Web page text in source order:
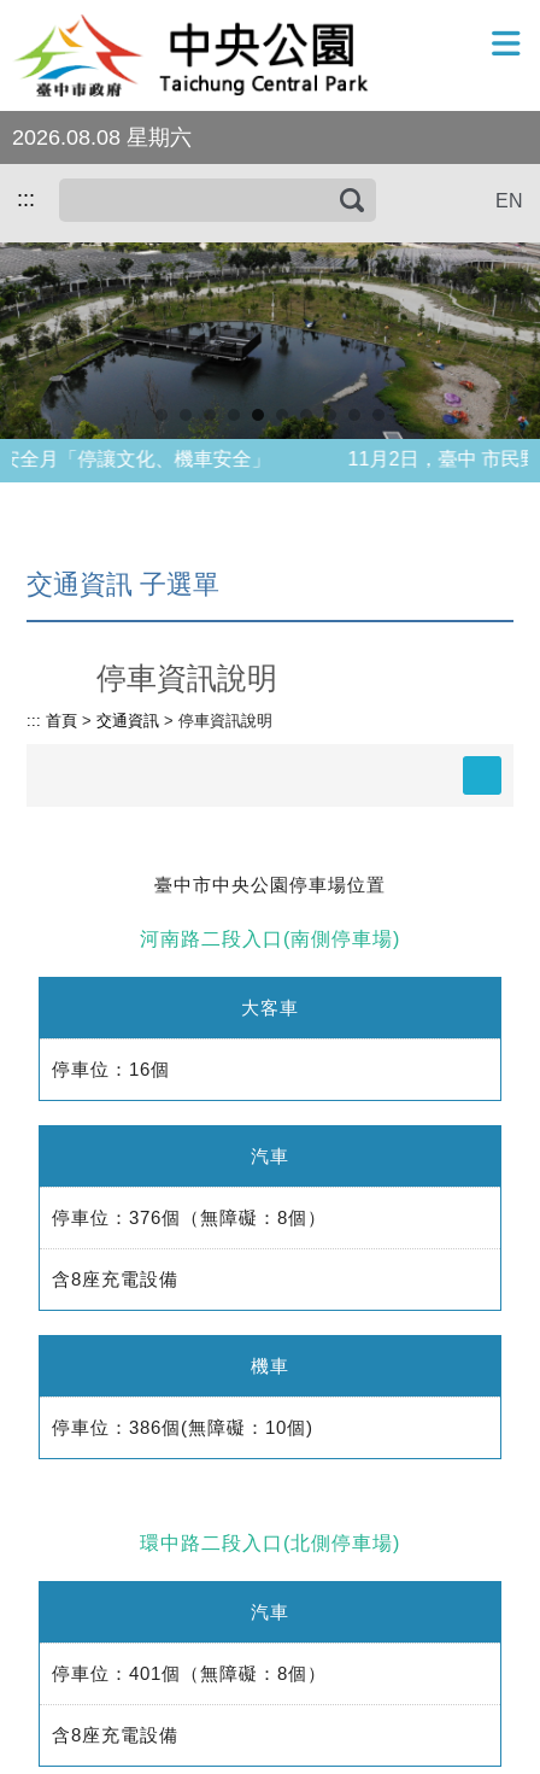
跳到主要內容區塊
2026.08.08 星期六
:::
尋
EN
停讓文化、機車安全」 11月2日，臺中 市民野餐
交通資訊 子選單
停車資訊說明
::: 首頁 > 交通資訊 > 停車資訊說明
臺中市中央公園停車場位置
河南路二段入口(南側停車場)
大客車
停車位：16個
汽車
停車位：376個（無障礙：8個）
含8座充電設備
機車
停車位：386個(無障礙：10個)
環中路二段入口(北側停車場)
汽車
停車位：401個（無障礙：8個）
含8座充電設備